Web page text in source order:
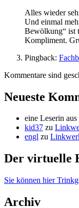
Alles wieder
Und einmal
Bewölkung“ ist
Kompliment.
Pingback:
Kommentare sind
Neueste
eine Leserin
kid37 zu
engl zu
Der virtuelle
Sie können hier
Archiv